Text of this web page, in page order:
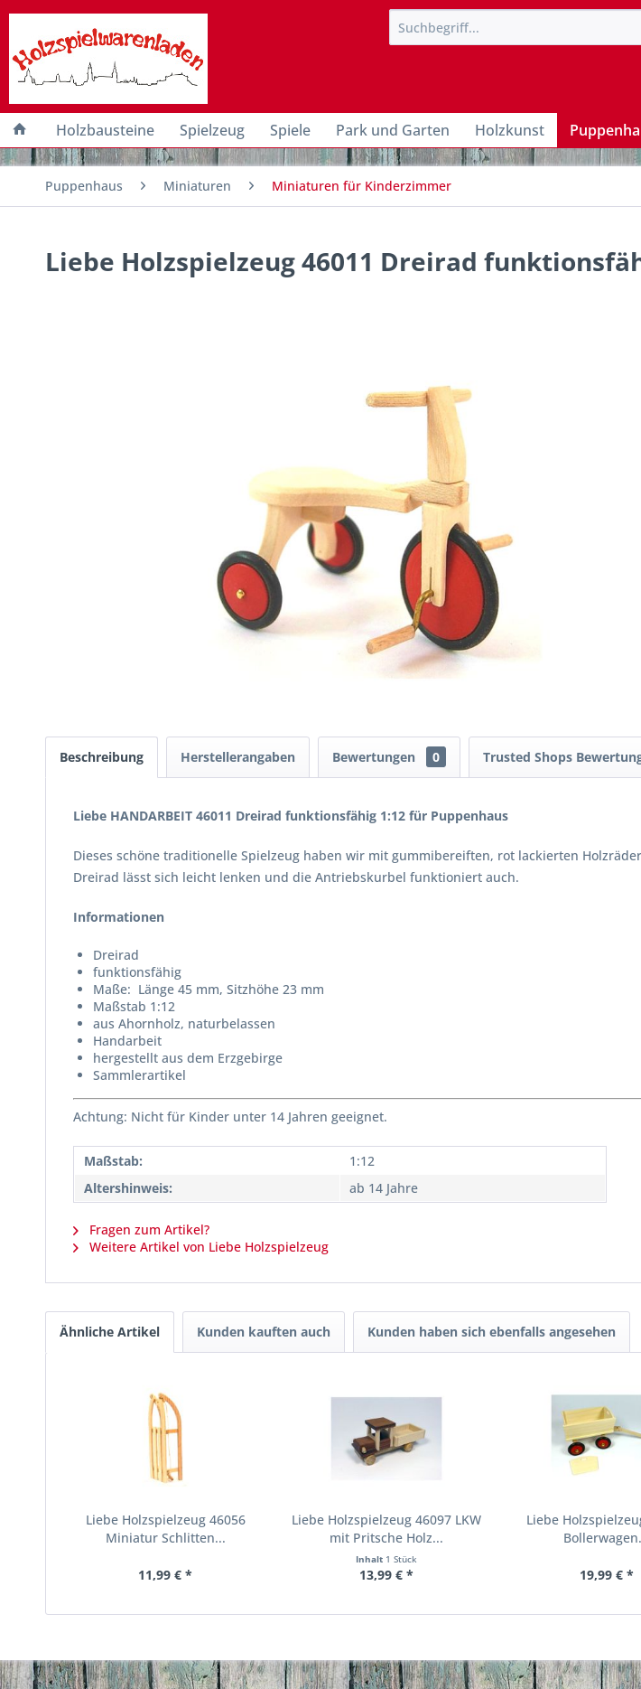
Holzbausteine Spielzeug Spiele Park und Garten Holzkunst
Puppenhaus Miniaturen Miniaturen für Kinderzimmer
Liebe Holzspielzeug 46011 Dreirad
Beschreibung Herstellerangaben Bewertungen 0 Trusted Shops
Liebe HANDARBEIT 46011 Dreirad funktionsfähig 1:12 für Puppenhaus
Dieses schöne traditionelle Spielzeug haben wir mit gummibereiften, rot lackierten
Dreirad lässt sich leicht lenken und die Antriebskurbel funktioniert auch.
Informationen
Dreirad
funktionsfähig
Maße: Länge 45 mm, Sitzhöhe 23 mm
Maßstab 1:12
aus Ahornholz, naturbelassen
Handarbeit
hergestellt aus dem Erzgebirge
Sammlerartikel
Achtung: Nicht für Kinder unter 14 Jahren geeignet.
Maßstab:
1:12
Altershinweis:
ab 14 Jahre
Fragen zum Artikel?
Weitere Artikel von Liebe Holzspielzeug
Ähnliche Artikel Kunden kauften auch Kunden haben sich ebenfalls angesehen
Liebe Holzspielzeug 46056
Miniatur Schlitten...
11,99 € *
Liebe Holzspielzeug 46097 LKW
mit Pritsche Holz...
Inhalt 1 Stück
13,99 € *
Liebe
19,99 € *